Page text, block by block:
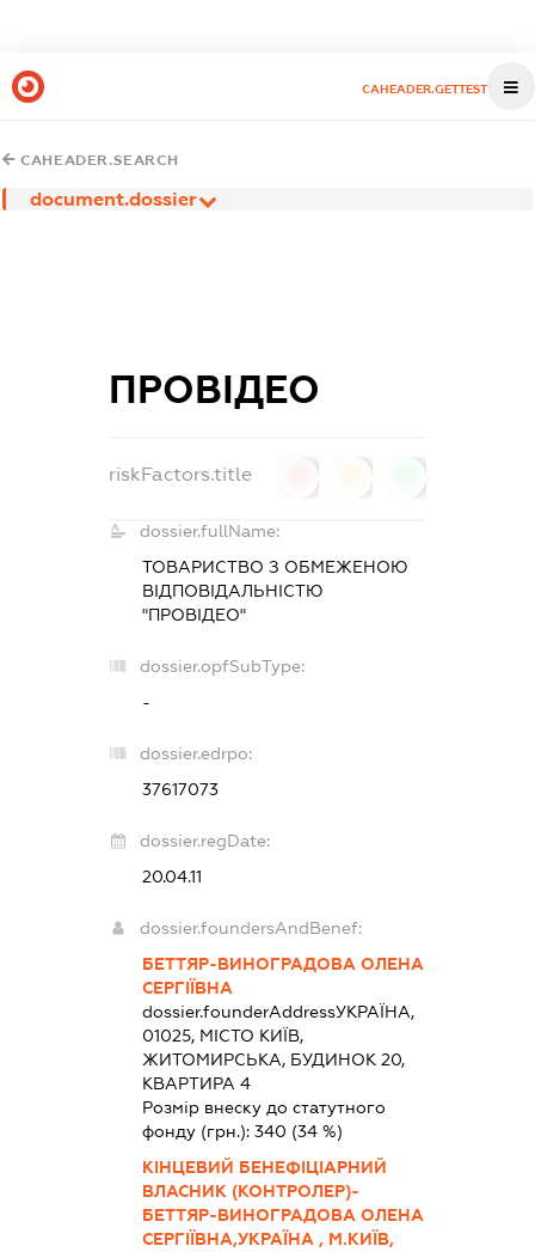
CAHEADER.GETTEST
CAHEADER.SEARCH
document.dossier
ПРОВІДЕО
riskFactors.title
dossier.fullName:
ТОВАРИСТВО З ОБМЕЖЕНОЮ
ВІДПОВІДАЛЬНІСТЮ
"ПРОВІДЕО"
dossier.opfSubType:
-
dossier.edrpo:
37617073
dossier.regDate:
20.04.11
dossier.foundersAndBenef:
БЕТТЯР-ВИНОГРАДОВА ОЛЕНА
СЕРГІЇВНА
dossier.founderAddressУКРАЇНА,
01025, МІСТО КИЇВ,
ЖИТОМИРСЬКА, БУДИНОК 20,
КВАРТИРА 4
Розмір внеску до статутного
фонду (грн.): 340 (34 %)
КІНЦЕВИЙ БЕНЕФІЦІАРНИЙ
ВЛАСНИК (КОНТРОЛЕР)-
БЕТТЯР-ВИНОГРАДОВА ОЛЕНА
СЕРГІЇВНА,УКРАЇНА , М.КИЇВ,